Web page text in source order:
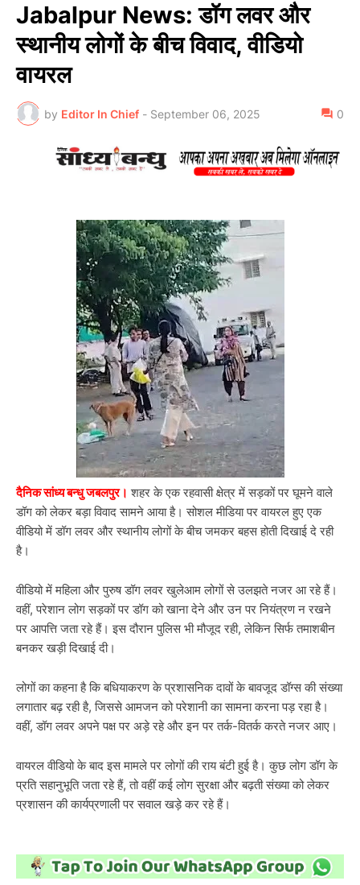
Jabalpur News: डॉग लवर और
स्थानीय लोगों के बीच विवाद, वीडियो
वायरल
by Editor In Chief - September 06, 2025 0
दैनिक सांध्य बन्धु जबलपुर। शहर के एक रहवासी क्षेत्र में सड़कों पर घूमने वाले
डॉग को लेकर बड़ा विवाद सामने आया है। सोशल मीडिया पर वायरल हुए एक
वीडियो में डॉग लवर और स्थानीय लोगों के बीच जमकर बहस होती दिखाई दे रही
है।
वीडियो में महिला और पुरुष डॉग लवर खुलेआम लोगों से उलझते नजर आ रहे हैं।
वहीं, परेशान लोग सड़कों पर डॉग को खाना देने और उन पर नियंत्रण न रखने
पर आपत्ति जता रहे हैं। इस दौरान पुलिस भी मौजूद रही, लेकिन सिर्फ तमाशबीन
बनकर खड़ी दिखाई दी।
लोगों का कहना है कि बधियाकरण के प्रशासनिक दावों के बावजूद डॉग्स की संख्या
लगातार बढ़ रही है, जिससे आमजन को परेशानी का सामना करना पड़ रहा है।
वहीं, डॉग लवर अपने पक्ष पर अड़े रहे और इन पर तर्क-वितर्क करते नजर आए।
वायरल वीडियो के बाद इस मामले पर लोगों की राय बंटी हुई है। कुछ लोग डॉग के
प्रति सहानुभूति जता रहे हैं, तो वहीं कई लोग सुरक्षा और बढ़ती संख्या को लेकर
प्रशासन की कार्यप्रणाली पर सवाल खड़े कर रहे हैं।